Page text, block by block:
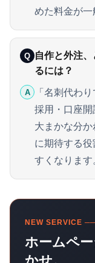
めた料金が一
Q 自作と外注
るには？
A
「名刺代わ
採用・口座開
大まかな分
に期待する
すくなります
NEW SERVICE
ホームペー